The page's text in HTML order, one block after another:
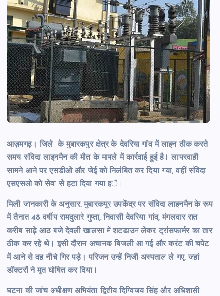
आज़मगढ़। जिले के मुबारकपुर क्षेत्र के देवरिया गांव में लाइन ठीक करते
समय संविदा लाइनमैन की मौत के मामले में कार्रवाई हुई है। लापरवाही
सामने आने पर एसडीओ और जेई को निलंबित कर दिया गया, वहीं संविदा
एसएसओ को सेवा से हटा दिया गया है।
मिली जानकारी के अनुसार, मुबारकपुर उपकेंद्र पर संविदा लाइनमैन के रूप
में तैनात 48 वर्षीय रामदुलारे गुप्ता, निवासी देवरिया गांव, मंगलवार रात
करीब साढ़े आठ बजे देवली खालसा में शटडाउन लेकर ट्रांसफार्मर का तार
ठीक कर रहे थे। इसी दौरान अचानक बिजली आ गई और करंट की चपेट
में आने से वह नीचे गिर पड़े। परिजन उन्हें निजी अस्पताल ले गए, जहां
डॉक्टरों ने मृत घोषित कर दिया।
घटना की जांच अधीक्षण अभियंता द्वितीय दिग्विजय सिंह और अधिशासी